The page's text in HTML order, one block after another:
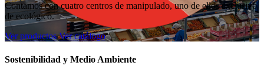
Contamos con cuatro centros de manipulado, uno de ellos exclusivo
de ecológico.
Ver productos Ver catálogo
Sostenibilidad y Medio Ambiente